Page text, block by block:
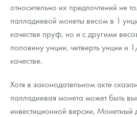
Наборы подарочных и коллекционных
Монеты и жетоны из недрагоценных
Книги по нумизматике
относительно их предпочтений не
палладиевой монеты весом в 1
качестве пруф, но и с другими
половину унции, четверть унции и
качестве.
Хотя в законодательном акте
палладиевая монета может быть
инвестиционной версии, Монетный